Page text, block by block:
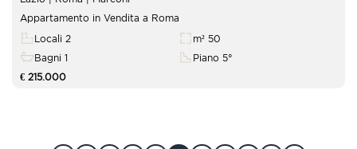
Appartamento in Vendita a Roma
Locali 2
m² 50
Bagni 1
Piano 5°
€ 215.000